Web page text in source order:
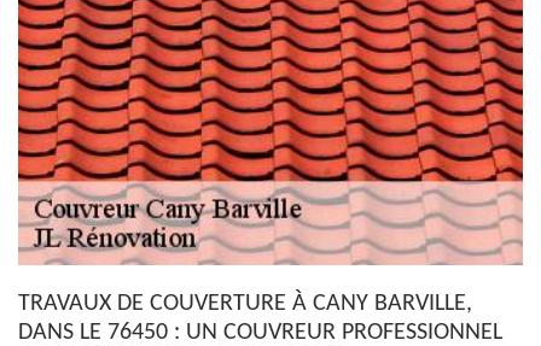
TRAVAUX DE COUVERTURE À CANY BARVILLE,
DANS LE 76450 : UN COUVREUR PROFESSIONNEL